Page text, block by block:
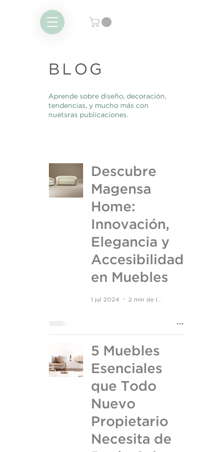
BLOG
Aprende sobre diseño, decoración,
tendencias, y mucho más con
nuetsras publicaciones.
Descubre
Magensa
Home:
Innovación,
Elegancia y
Accesibilidad
en Muebles
1 jul 2024
5 Muebles
Esenciales
que Todo
Nuevo
Propietario
Necesita de